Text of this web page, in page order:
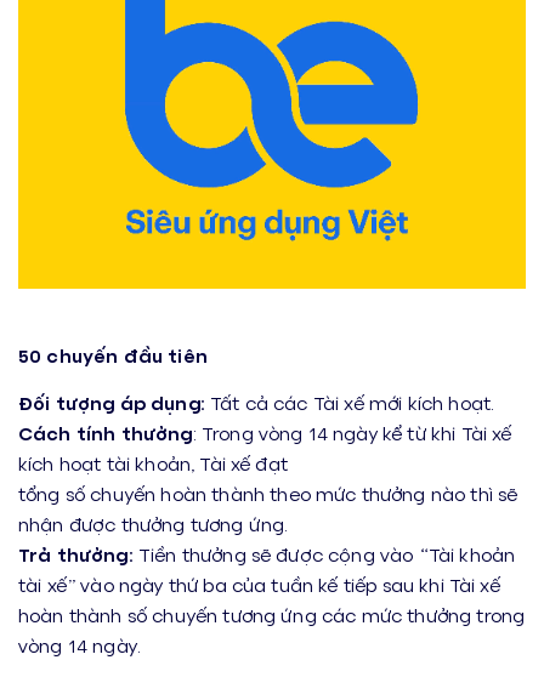
50 chuyến đầu tiên
Đối tượng áp dụng: Tất cả các Tài xế mới kích hoạt.
Cách tính thưởng: Trong vòng 14 ngày kể từ khi Tài xế
kích hoạt tài khoản , Tài xế đạt
tổng số chuyến hoàn thànhtheo mức thưởng nào thì sẽ
nhận được thưởng tương ứng.
Trả thưởng: Tiền thưởng sẽ được cộng vào “Tài khoản
tài xế” vào ngày thứ ba của tuần kế tiếp sau khi Tài xế
hoàn thành số chuyến tương ứng các mức thưởng trong
vòng 14 ngày.